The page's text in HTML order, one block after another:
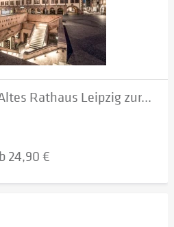
Rathaus Leipzig zur...
24,90 €